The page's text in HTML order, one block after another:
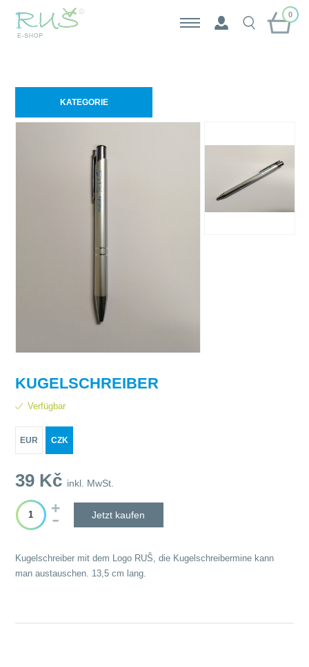
0
KATEGORIE
KUGELSCHREIBER
Verfügbar
EUR CZK
39 Kč inkl. MwSt.
Jetzt kaufen
Kugelschreiber mit dem Logo RUŠ, die Kugelschreibermine kann
man austauschen. 13,5 cm lang.